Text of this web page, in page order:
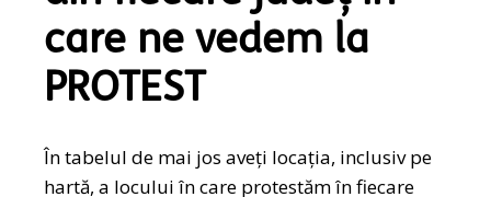
care ne vedem la
PROTEST
În tabelul de mai jos aveți locația, inclusiv pe
hartă, a locului în care protestăm în fiecare